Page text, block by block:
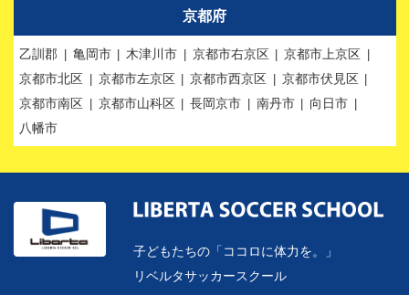
京都府
乙訓郡 亀岡市 木津川市 京都市右京区
京都市上京区
京都市北区
京都市左京区 京都市西京区
京都市伏見区
京都市南区
京都市山科区 長岡京市 南丹市
向日市
八幡市
子どもたちの「ココロに体力を。」
リベルタサッカースクール